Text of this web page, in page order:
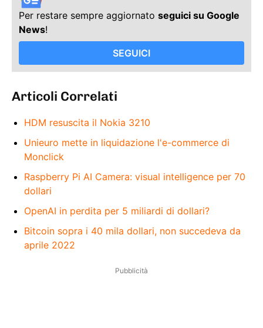
Per restare sempre aggiornato seguici su Google
News!
SEGUICI
Articoli Correlati
HDM resuscita il Nokia 3210
Unieuro mette in liquidazione l'e-commerce di
Monclick
Raspberry Pi AI Camera: visual intelligence per 70
dollari
OpenAI in perdita per 5 miliardi di dollari?
Bitcoin sopra i 40 mila dollari, non succedeva da
aprile 2022
Pubblicità